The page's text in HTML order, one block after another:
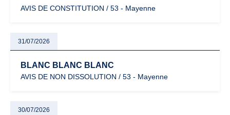
AVIS DE CONSTITUTION / 53 - Mayenne
31/07/2026
BLANC BLANC BLANC
AVIS DE NON DISSOLUTION / 53 - Mayenne
30/07/2026